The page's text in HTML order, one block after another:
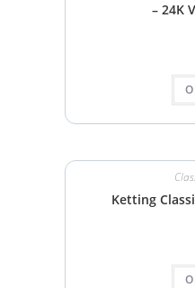
– 24K
Ketting